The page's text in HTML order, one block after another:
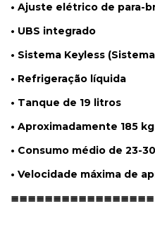
• Ajuste elétrico de para-
• UBS integrado
• Sistema Keyless
• Refrigeração líquida
• Tanque de 19 litros
• Aproximadamente 185 kg
• Consumo médio de 23-
• Velocidade máxima de